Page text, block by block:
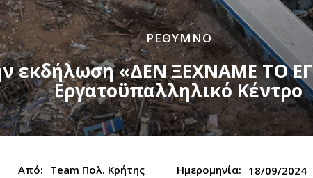
ΡΕΘΥΜΝΟ
εκδήλωση «ΔΕΝ ΞΕΧΝΑΜΕ ΤΟ
Εργατοϋπαλληλικό Κέντρο
Από: Team Πολ. Κρήτης Ημερομηνία: 18/09/2024